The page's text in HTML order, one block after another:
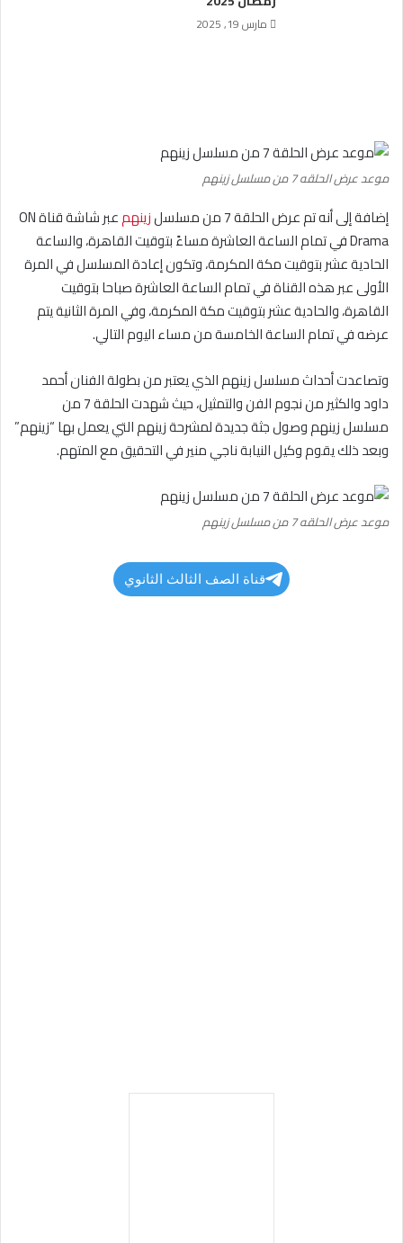
مارس 19, 2025
موعد عرض الحلقه 7 من مسلسل زينهم
إضافة إلى أنه تم عرض الحلقة 7 من مسلسل زينهم
عبر شاشة قناة ON
Drama في تمام الساعة العاشرة مساءً بتوقيت القاهرة، والساعة
الحادية عشر بتوقيت مكة المكرمة، وتكون إعادة المسلسل في المرة
الأولى عبر هذه القناة في تمام الساعة العاشرة صباحا بتوقيت
القاهرة، والحادية عشر بتوقيت مكة المكرمة، وفي المرة الثانية يتم
عرضه في تمام الساعة الخامسة من مساء اليوم التالي.
وتصاعدت أحداث مسلسل زينهم الذي يعتبر من بطولة الفنان أحمد
داود والكثير من نجوم الفن والتمثيل، حيث شهدت الحلقة 7 من
مسلسل زينهم وصول جثة جديدة لمشرحة زينهم التي يعمل بها “زينهم”
وبعد ذلك يقوم وكيل النيابة ناجي منير في التحقيق مع المتهم.
موعد عرض الحلقه 7 من مسلسل زينهم
قناة الصف الثالث الثانوي